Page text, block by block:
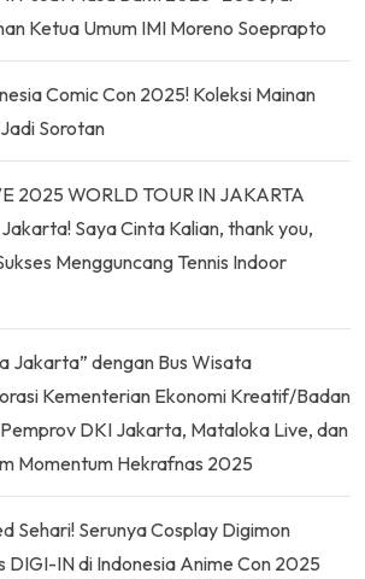
Ketua Umum IMI Moreno Soeprapto
Comic Con 2025! Koleksi Mainan
Sorotan
2025 WORLD TOUR IN JAKARTA
Saya Cinta Kalian, thank you,
Mengguncang Tennis Indoor
Jakarta” dengan Bus Wisata
Kementerian Ekonomi Kreatif/Badan
DKI Jakarta, Mataloka Live, dan
Momentum Hekrafnas 2025
Sehari! Serunya Cosplay Digimon
DIGI-IN di Indonesia Anime Con 2025